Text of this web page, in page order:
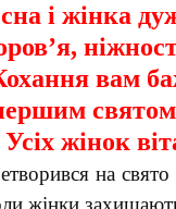
і жінка
вам
святом
Усіх жінок
на
жінки